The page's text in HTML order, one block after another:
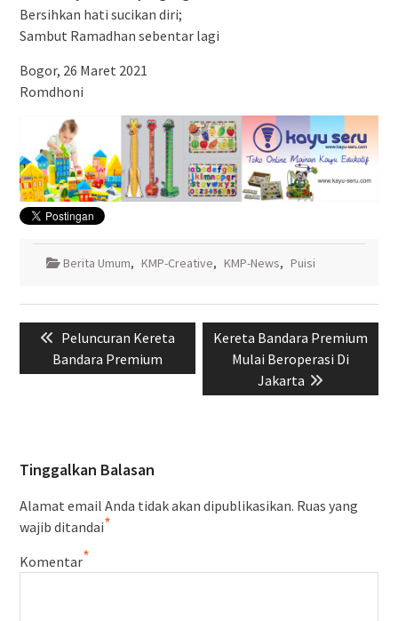
Bersihkan hati sucikan diri;
Sambut Ramadhan sebentar lagi
Bogor, 26 Maret 2021
Romdhoni
Berita Umum, KMP-Creative, KMP-News, Puisi
pos
Previous
post:
Peluncuran Kereta
Bandara Premium
Next
post:
Kereta Bandara Premium
Mulai Beroperasi Di
Jakarta
Tinggalkan Balasan
Alamat email Anda tidak akan dipublikasikan. Ruas yang
wajib ditandai*
Komentar*